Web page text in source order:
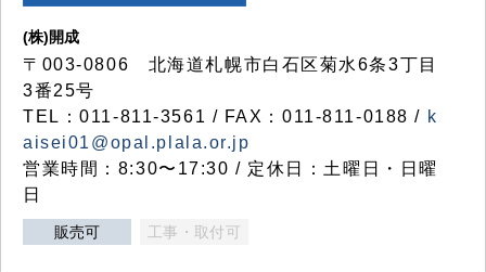
(株)開成
〒003-0806 北海道札幌市白石区菊水6条3丁目
3番25号
TEL：011-811-3561 / FAX：011-811-0188 / k
aisei01@opal.plala.or.jp
営業時間：8:30〜17:30 / 定休日：土曜日・日曜
日
販売可 工事・取付可